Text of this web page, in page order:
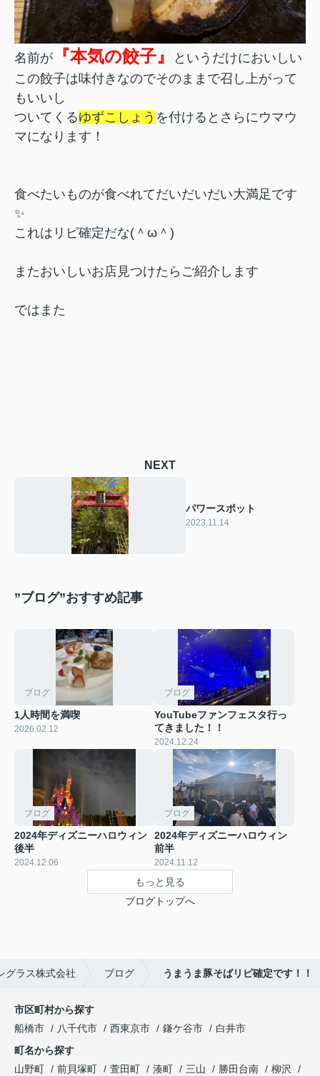
名前が 『本気の餃子』
というだけにおいしい
この餃子は味付きなのでそのままで召し上がって
もいいし
ついてくるゆずこしょう を付けるとさらにウマウ
マになります！
食べたいものが食べれてだいだいだい大満足です
✨
これはリピ確定だな(＾ω＾)
またおいしいお店見つけたらご紹介します
ではまた
NEXT
パワースポット
2023.11.14
”ブログ”おすすめ記事
ブログ
1人時間を満喫
2026.02.12
ブログ
YouTubeファンフェスタ行っ
てきました！！
2024.12.24
ブログ
2024年ディズニーハロウィン
後半
2024.12.06
ブログ
2024年ディズニーハロウィン
前半
2024.11.12
もっと見る
ブログトップへ
グラス株式会社 ブログ うまうま豚そばリピ確定です！！
市区町村から探す
船橋市
八千代市 西東京市 鎌ケ谷市
白井市
町名から探す
山野町
前貝塚町 萱田町 湊町 三山 勝田台南
柳沢